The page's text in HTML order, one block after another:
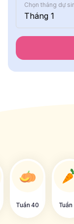
Chọn tháng dự
Tháng 1
Tuần 40 Tuần